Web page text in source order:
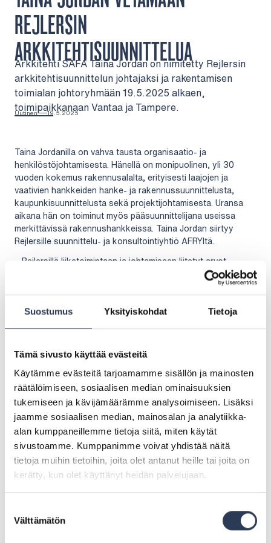
Suostumus Yksityiskohdat Tietoja
Tämä sivusto käyttää evästeitä
Käytämme evästeitä tarjoamamme sisällön ja mainosten
räätälöimiseen, sosiaalisen median ominaisuuksien
tukemiseen ja kävijämäärämme analysoimiseen. Lisäksi
jaamme sosiaalisen median, mainosalan ja analytiikka-
alan kumppaneillemme tietoja siitä, miten käytät
sivustoamme. Kumppanimme voivat yhdistää näitä
tietoja muihin tietoihin, joita olet antanut heille tai joita on
kerätty, kun olet käyttänyt heidän palvelujaan.
valinta
Välttämätön
REJLERSIN
ARKKITEHTISUUNNITTELUA
Arkkitehti SAFA Taina Jordan on nimitetty Rejlersin
arkkitehtisuunnittelun johtajaksi ja rakentamisen
toimialan johtoryhmään 19.5.2025 alkaen,
toimipaikkanaan Vantaa ja Tampere.
Uutinen 19.5.2025
Taina Jordanilla on vahva tausta organisaatio- ja
henkilöstöjohtamisesta. Hänellä on monipuolinen, yli 30
vuoden kokemus rakennusalalta, erityisesti laajojen ja
vaativien hankkeiden hanke- ja rakennussuunnittelusta,
kaupunkisuunnittelusta sekä projektijohtamisesta. Uransa
aikana hän on toiminut myös pääsuunnittelijana useissa
merkittävissä rakennushankkeissa. Taina Jordan siirtyy
Rejlersille suunnittelu- ja konsultointiyhtiö AFRYltä.
– Rejlersillä liiketoimintaan ja johtamiseen liitetyt arvot
Monialayrityksenä pystymme työskentelemään yhteistyössä
vahvana tiiminä ja tarkastelemaan asioita monipuolisesti
sekä laaja-alaisesti useasta näkökulmasta, mikä tukee
Rejlersin arkkitehtiliiketoimintaa, jotta voimme yhdessä
tuottaa entistä parempaa lisäarvoa asiakkaillemme, Taina
Jordan sanoo.
– Olemme todella iloisia saadessamme Tainan Rejlersille.
Hänen pitkä ja laaja-alainen kokemuksensa arkkitehtuurista
vahvistaa edelleen kyvykkyyttämme palvella asiakkaitamme
heidän tarpeissaan, sanoo rakentamisen toimialajohtaja
Asko Laune.
Tarjoamme rakennetun ympäristön teknisiä
asiantuntijapalveluita kautta maan. Uudistamme
yhteiskunnallisesti merkittäviä rakennuksia ja
yhteistyössä kiinteistönomistajien, rakennuttajien ja
rakennusyritysten kanssa tarjoten palveluja, jotka vastaavat